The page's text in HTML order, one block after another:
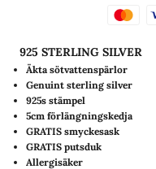
925 STERLING SILVER
Äkta sötvattenspärlor
Genuint sterling silver
925s stämpel
5cm förlängningskedja
GRATIS smyckesask
GRATIS putsduk
Allergisäker